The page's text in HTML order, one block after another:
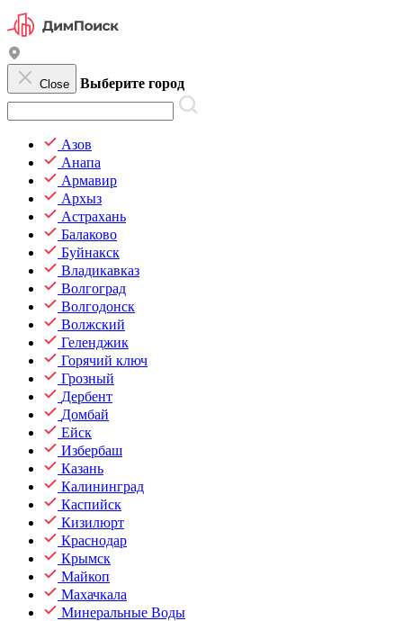
Close Выберите город
Азов
Анапа
Армавир
Архыз
Астрахань
Балаково
Буйнакск
Владикавказ
Волгоград
Волгодонск
Волжский
Геленджик
Горячий ключ
Грозный
Дербент
Домбай
Ейск
Избербаш
Казань
Калининград
Каспийск
Кизилюрт
Краснодар
Крымск
Майкоп
Махачкала
Минеральные Воды